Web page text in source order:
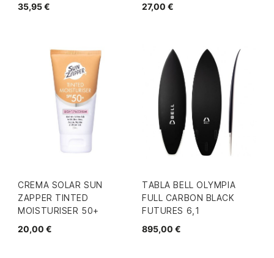
35,95 €
27,00 €
CREMA SOLAR SUN
ZAPPER TINTED
MOISTURISER 50+
20,00 €
TABLA BELL OLYMPIA
FULL CARBON BLACK
FUTURES 6,1
895,00 €